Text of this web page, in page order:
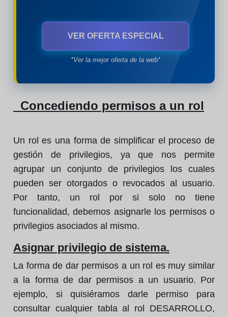
VER OFERTA ESPECIAL
*Ver la mejor oferta de la web*
Concediendo permisos a un rol
Un rol es una forma de simplificar el proceso de
gestión de privilegios, ya que nos permite
agrupar un conjunto de privilegios los cuales
pueden ser otorgados o revocados al usuario.
Por tanto, un rol por si solo no tiene
funcionalidad, debemos asignarle los permisos o
privilegios asociados al mismo.
Asignar privilegio de sistema.
La forma de dar permisos a un rol es muy similar
a la forma de dar permisos a un usuario. Por
ejemplo, si quisiéramos darle permiso para
consultar cualquier tabla al rol DESARROLLO,